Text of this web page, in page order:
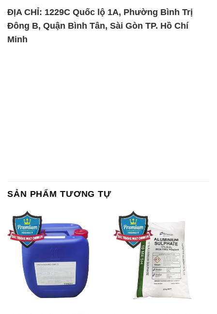
ĐỊA CHỈ: 1229C Quốc lộ 1A, Phường Bình Trị
Đông B, Quận Bình Tân, Sài Gòn TP. Hồ Chí
Minh
SẢN PHẨM TƯƠNG TỰ